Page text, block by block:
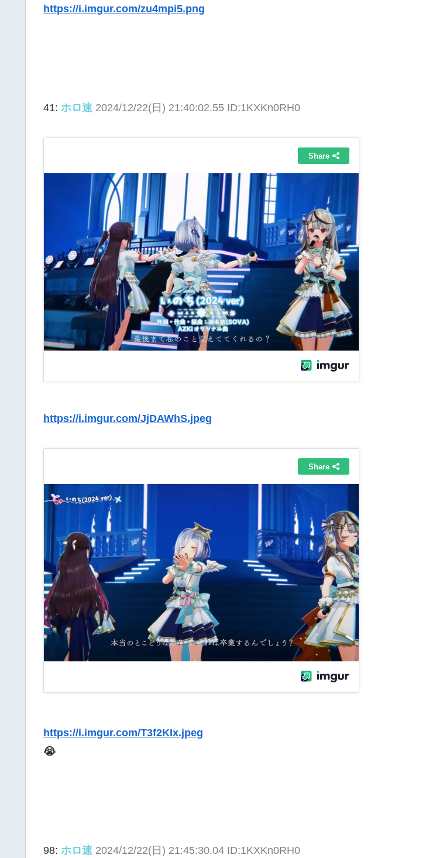
https://i.imgur.com/zu4mpi5.png
41: ホロ速 2024/12/22(日) 21:40:02.55 ID:1KXKn0RH0
https://i.imgur.com/JjDAWhS.jpeg
https://i.imgur.com/T3f2KIx.jpeg
😭
98: ホロ速 2024/12/22(日) 21:45:30.04 ID:1KXKn0RH0